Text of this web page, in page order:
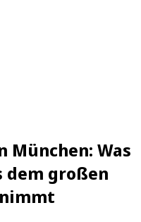
München: Was
dem großen